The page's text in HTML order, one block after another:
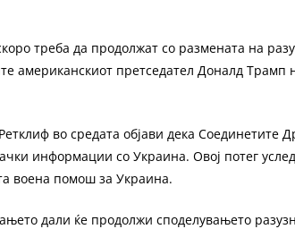
треба да продолжат со размената на
американскиот претседател Доналд Трамп
во средата објави дека Соединетите
информации со Украина. Овој потег
воена помош за Украина.
дали ќе продолжи споделувањето